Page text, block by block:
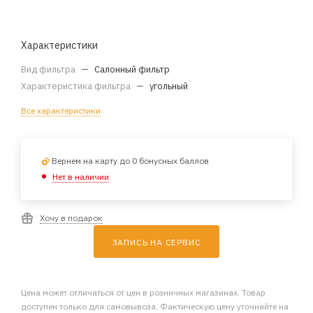
Характеристики
Вид фильтра — Салонный фильтр
Характеристика фильтра — угольный
Все характеристики
Вернем на карту до 0 бонусных баллов
Нет в наличии
Хочу в подарок
ЗАПИСЬ НА СЕРВИС
Цена может отличаться от цен в розничных магазинах. Товар
доступен только для самовывоза. Фактическую цену уточняйте на